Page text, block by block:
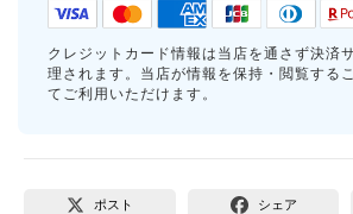
クレジットカード情報は当店を通さず決済
理されます。当店が情報を保持・閲覧する
てご利用いただけます。
ポスト シェア